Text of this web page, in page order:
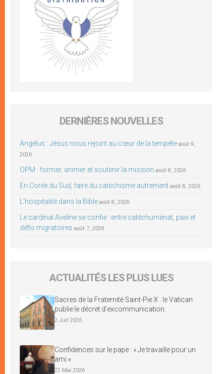
DERNIÈRES NOUVELLES
Angélus : Jésus nous rejoint au cœur de la tempête août 9,
2026
OPM : former, animer et soutenir la mission août 8, 2026
En Corée du Sud, faire du catéchisme autrement août 8, 2026
L’hospitalité dans la Bible août 8, 2026
Le cardinal Aveline se confie : entre catéchuménat, paix et
défis migratoires août 7, 2026
ACTUALITÉS LES PLUS LUES
Sacres de la Fraternité Saint-Pie X : le Vatican
publie le décret d’excommunication
2 Juil 2026
Confidences sur le pape : « Je travaille pour un
ami »
22 Mai 2026